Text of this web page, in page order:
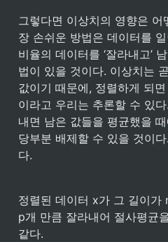
그렇다면 이상치의 영향은
장 손쉬운 방법은 데이터를
비율의 데이터를 ‘잘라내고’
법이 있을 것이다. 이상치는
값이기 때문에, 정렬하게 되
이라고 우리는 추론할 수 있
내면 남은 값들을 평균했을
당부분 배제할 수 있을 것이
다.
정렬된 데이터 x가 그 길이가
p개 만큼 잘라내어 절사평균
같다.